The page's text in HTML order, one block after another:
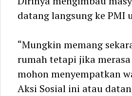
datang langsung ke PMI
“Mungkin memang
rumah tetapi jika
mohon menyempatkan
Aksi Sosial ini atau